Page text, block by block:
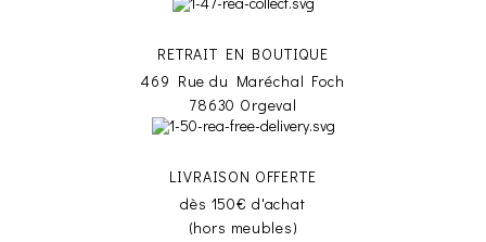
RETRAIT EN BOUTIQUE
469 Rue du Maréchal Foch
78630 Orgeval
LIVRAISON OFFERTE
dès 150€ d'achat
(hors meubles)